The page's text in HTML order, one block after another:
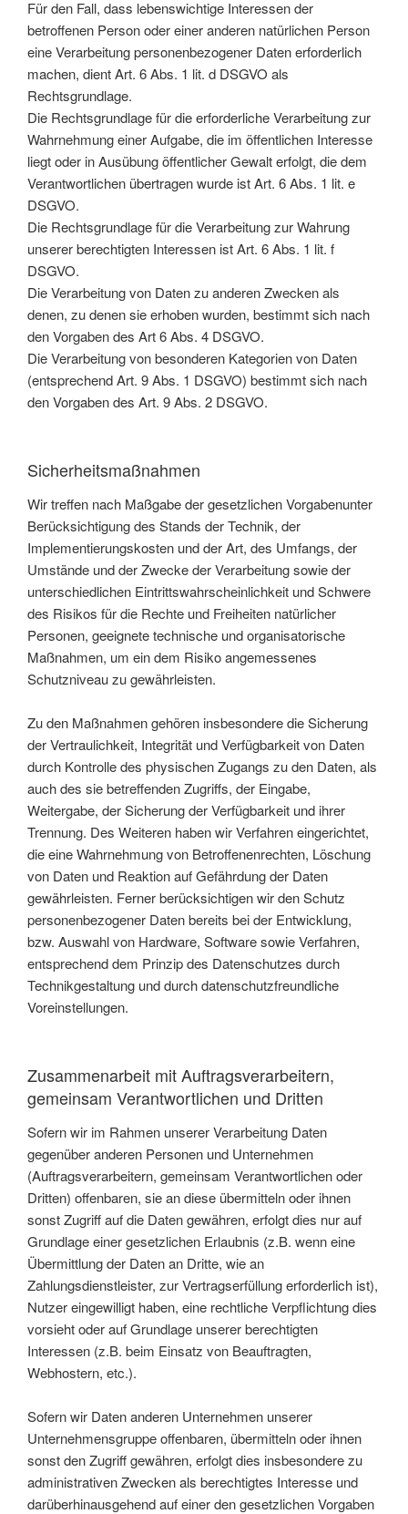
Für den Fall, dass lebenswichtige Interessen der
betroffenen Person oder einer anderen natürlichen Person
eine Verarbeitung personenbezogener Daten erforderlich
machen, dient Art. 6 Abs. 1 lit. d DSGVO als
Rechtsgrundlage.
Die Rechtsgrundlage für die erforderliche Verarbeitung zur
Wahrnehmung einer Aufgabe, die im öffentlichen Interesse
liegt oder in Ausübung öffentlicher Gewalt erfolgt, die dem
Verantwortlichen übertragen wurde ist Art. 6 Abs. 1 lit. e
DSGVO.
Die Rechtsgrundlage für die Verarbeitung zur Wahrung
unserer berechtigten Interessen ist Art. 6 Abs. 1 lit. f
DSGVO.
Die Verarbeitung von Daten zu anderen Zwecken als
denen, zu denen sie erhoben wurden, bestimmt sich nach
den Vorgaben des Art 6 Abs. 4 DSGVO.
Die Verarbeitung von besonderen Kategorien von Daten
(entsprechend Art. 9 Abs. 1 DSGVO) bestimmt sich nach
den Vorgaben des Art. 9 Abs. 2 DSGVO.
Sicherheitsmaßnahmen
Wir treffen nach Maßgabe der gesetzlichen Vorgabenunter
Berücksichtigung des Stands der Technik, der
Implementierungskosten und der Art, des Umfangs, der
Umstände und der Zwecke der Verarbeitung sowie der
unterschiedlichen Eintrittswahrscheinlichkeit und Schwere
des Risikos für die Rechte und Freiheiten natürlicher
Personen, geeignete technische und organisatorische
Maßnahmen, um ein dem Risiko angemessenes
Schutzniveau zu gewährleisten.
Zu den Maßnahmen gehören insbesondere die Sicherung
der Vertraulichkeit, Integrität und Verfügbarkeit von Daten
durch Kontrolle des physischen Zugangs zu den Daten, als
auch des sie betreffenden Zugriffs, der Eingabe,
Weitergabe, der Sicherung der Verfügbarkeit und ihrer
Trennung. Des Weiteren haben wir Verfahren eingerichtet,
die eine Wahrnehmung von Betroffenenrechten, Löschung
von Daten und Reaktion auf Gefährdung der Daten
gewährleisten. Ferner berücksichtigen wir den Schutz
personenbezogener Daten bereits bei der Entwicklung,
bzw. Auswahl von Hardware, Software sowie Verfahren,
entsprechend dem Prinzip des Datenschutzes durch
Technikgestaltung und durch datenschutzfreundliche
Voreinstellungen.
Zusammenarbeit mit Auftragsverarbeitern,
gemeinsam Verantwortlichen und Dritten
Sofern wir im Rahmen unserer Verarbeitung Daten
gegenüber anderen Personen und Unternehmen
(Auftragsverarbeitern, gemeinsam Verantwortlichen oder
Dritten) offenbaren, sie an diese übermitteln oder ihnen
sonst Zugriff auf die Daten gewähren, erfolgt dies nur auf
Grundlage einer gesetzlichen Erlaubnis (z.B. wenn eine
Übermittlung der Daten an Dritte, wie an
Zahlungsdienstleister, zur Vertragserfüllung erforderlich ist),
Nutzer eingewilligt haben, eine rechtliche Verpflichtung dies
vorsieht oder auf Grundlage unserer berechtigten
Interessen (z.B. beim Einsatz von Beauftragten,
Webhostern, etc.).
Sofern wir Daten anderen Unternehmen unserer
Unternehmensgruppe offenbaren, übermitteln oder ihnen
sonst den Zugriff gewähren, erfolgt dies insbesondere zu
administrativen Zwecken als berechtigtes Interesse und
darüberhinausgehend auf einer den gesetzlichen Vorgaben